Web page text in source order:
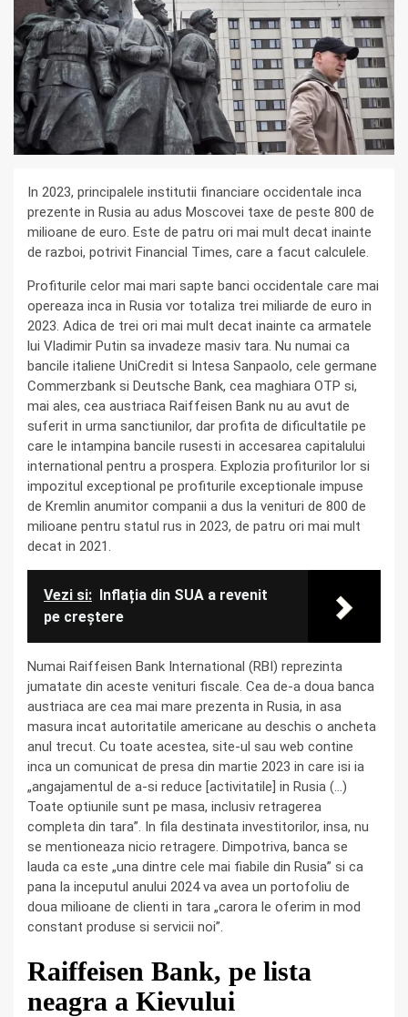
In 2023, principalele institutii financiare occidentale inca
prezente in Rusia au adus Moscovei taxe de peste 800 de
milioane de euro. Este de patru ori mai mult decat inainte
de razboi, potrivit Financial Times, care a facut calculele.
Profiturile celor mai mari sapte banci occidentale care mai
opereaza inca in Rusia vor totaliza trei miliarde de euro in
2023. Adica de trei ori mai mult decat inainte ca armatele
lui Vladimir Putin sa invadeze masiv tara. Nu numai ca
bancile italiene UniCredit si Intesa Sanpaolo, cele germane
Commerzbank si Deutsche Bank, cea maghiara OTP si,
mai ales, cea austriaca Raiffeisen Bank nu au avut de
suferit in urma sanctiunilor, dar profita de dificultatile pe
care le intampina bancile rusesti in accesarea capitalului
international pentru a prospera. Explozia profiturilor lor si
impozitul exceptional pe profiturile exceptionale impuse
de Kremlin anumitor companii a dus la venituri de 800 de
milioane pentru statul rus in 2023, de patru ori mai mult
decat in 2021.
Vezi si:
Inflația din SUA a revenit
pe creștere
Numai Raiffeisen Bank International (RBI) reprezinta
jumatate din aceste venituri fiscale. Cea de-a doua banca
austriaca are cea mai mare prezenta in Rusia, in asa
masura incat autoritatile americane au deschis o ancheta
anul trecut. Cu toate acestea, site-ul sau web contine
inca un comunicat de presa din martie 2023 in care isi ia
„angajamentul de a-si reduce [activitatile] in Rusia (…)
Toate optiunile sunt pe masa, inclusiv retragerea
completa din tara”. In fila destinata investitorilor, insa, nu
se mentioneaza nicio retragere. Dimpotriva, banca se
lauda ca este „una dintre cele mai fiabile din Rusia” si ca
pana la inceputul anului 2024 va avea un portofoliu de
doua milioane de clienti in tara „carora le oferim in mod
constant produse si servicii noi”.
Raiffeisen Bank, pe lista
neagra a Kievului